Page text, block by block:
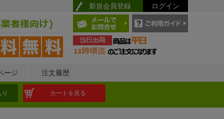
新規会員登録 ログイン
ージ 注文履歴
カートを見る